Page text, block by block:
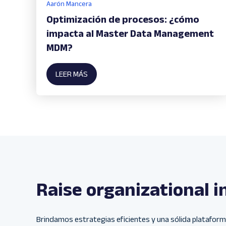
Aarón Mancera
Optimización de procesos: ¿cómo
impacta al Master Data Management
MDM?
LEER MÁS
Raise organizational
Brindamos estrategias eficientes y una sólida